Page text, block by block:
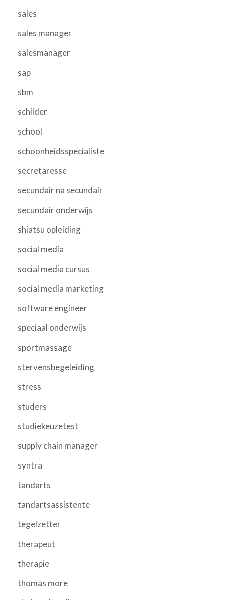
sales
sales manager
salesmanager
sap
sbm
schilder
school
schoonheidsspecialiste
secretaresse
secundair na secundair
secundair onderwijs
shiatsu opleiding
social media
social media cursus
social media marketing
software engineer
speciaal onderwijs
sportmassage
stervensbegeleiding
stress
studers
studiekeuzetest
supply chain manager
syntra
tandarts
tandartsassistente
tegelzetter
therapeut
therapie
thomas more